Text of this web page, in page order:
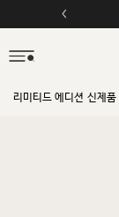
리미티드 에디션 신제품